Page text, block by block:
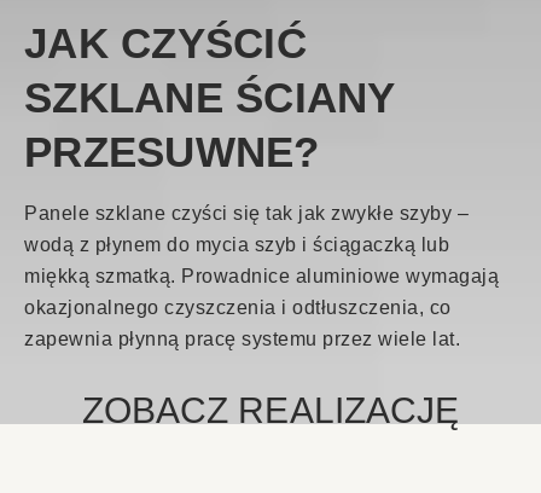
JAK CZYŚCIĆ
SZKLANE ŚCIANY
PRZESUWNE?
Panele szklane czyści się tak jak zwykłe szyby –
wodą z płynem do mycia szyb i ściągaczką lub
miękką szmatką. Prowadnice aluminiowe wymagają
okazjonalnego czyszczenia i odtłuszczenia, co
zapewnia płynną pracę systemu przez wiele lat.
ZOBACZ REALIZACJĘ